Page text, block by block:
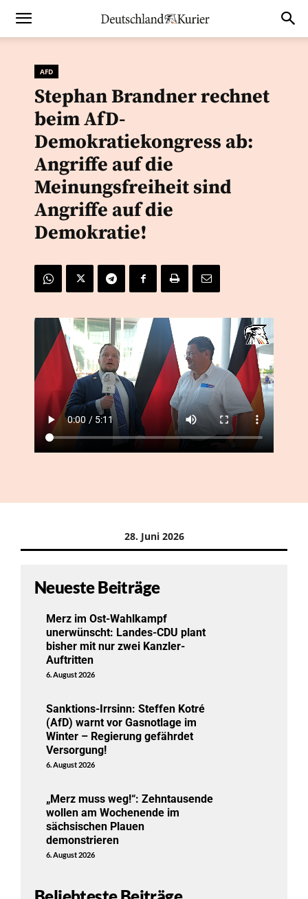
AFD
Stephan Brandner rechnet
beim AfD-
Demokratiekongress ab:
Angriffe auf die
Meinungsfreiheit sind
Angriffe auf die
Demokratie!
28. Juni 2026
Neueste Beiträge
Merz im Ost-Wahlkampf
unerwünscht: Landes-CDU plant
bisher mit nur zwei Kanzler-
Auftritten
6. August 2026
Sanktions-Irrsinn: Steffen Kotré
(AfD) warnt vor Gasnotlage im
Winter – Regierung gefährdet
Versorgung!
6. August 2026
„Merz muss weg!“: Zehntausende
wollen am Wochenende im
sächsischen Plauen
demonstrieren
6. August 2026